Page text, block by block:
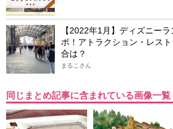
【2022年1月】ディズニー
ポ！アトラクション・レス
合は？
まるこさん
同じまとめ記事に含まれている画像一覧